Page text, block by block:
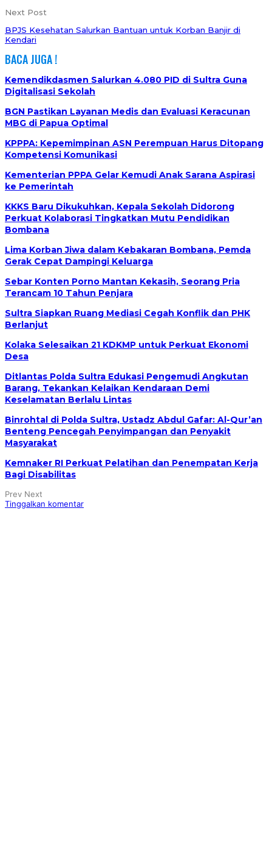
Next Post
BPJS Kesehatan Salurkan Bantuan untuk Korban Banjir di
Kendari
BACA JUGA !
Kemendikdasmen Salurkan 4.080 PID di Sultra Guna
Digitalisasi Sekolah
BGN Pastikan Layanan Medis dan Evaluasi Keracunan
MBG di Papua Optimal
KPPPA: Kepemimpinan ASN Perempuan Harus Ditopang
Kompetensi Komunikasi
Kementerian PPPA Gelar Kemudi Anak Sarana Aspirasi
ke Pemerintah
KKKS Baru Dikukuhkan, Kepala Sekolah Didorong
Perkuat Kolaborasi Tingkatkan Mutu Pendidikan
Bombana
Lima Korban Jiwa dalam Kebakaran Bombana, Pemda
Gerak Cepat Dampingi Keluarga
Sebar Konten Porno Mantan Kekasih, Seorang Pria
Terancam 10 Tahun Penjara
Sultra Siapkan Ruang Mediasi Cegah Konflik dan PHK
Berlanjut
Kolaka Selesaikan 21 KDKMP untuk Perkuat Ekonomi
Desa
Ditlantas Polda Sultra Edukasi Pengemudi Angkutan
Barang, Tekankan Kelaikan Kendaraan Demi
Keselamatan Berlalu Lintas
Binrohtal di Polda Sultra, Ustadz Abdul Gafar: Al-Qur’an
Benteng Pencegah Penyimpangan dan Penyakit
Masyarakat
Kemnaker RI Perkuat Pelatihan dan Penempatan Kerja
Bagi Disabilitas
Prev Next
Tinggalkan komentar